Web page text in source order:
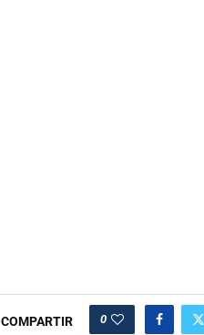
COMPARTIR 0